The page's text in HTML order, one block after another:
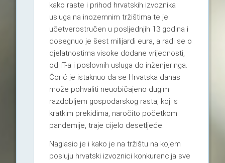
kako raste i prihod hrvatskih izvoznika
usluga na inozemnim tržištima te je
učetverostručen u posljednjih 13 godina i
dosegnuo je šest milijardi eura, a radi se o
djelatnostima visoke dodane vrijednosti,
od IT-a i poslovnih usluga do inženjeringa.
Ćorić je istaknuo da se Hrvatska danas
može pohvaliti neuobičajeno dugim
razdobljem gospodarskog rasta, koji s
kratkim prekidima, naročito početkom
pandemije, traje cijelo desetljeće.
Naglasio je i kako je na tržištu na kojem
posluju hrvatski izvoznici konkurencija sve